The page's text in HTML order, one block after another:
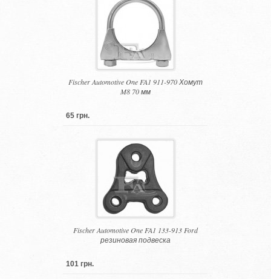
Fischer Automotive One FA1 911-970 Хомут
M8 70 мм
65 грн.
Fischer Automotive One FA1 133-913 Ford
резиновая подвеска
101 грн.